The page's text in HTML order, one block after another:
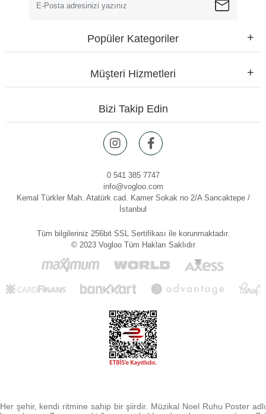
Popüler Kategoriler
Müşteri Hizmetleri
Bizi Takip Edin
0 541 385 7747
info@vogloo.com
Kemal Türkler Mah. Atatürk cad. Kamer Sokak no 2/A Sancaktepe /
İstanbul
Tüm bilgileriniz 256bit SSL Sertifikası ile korunmaktadır.
© 2023 Vogloo Tüm Hakları Saklıdır
Her şehir, kendi ritmine sahip bir şiirdir. Müzikal Noel Ruhu Poster adlı